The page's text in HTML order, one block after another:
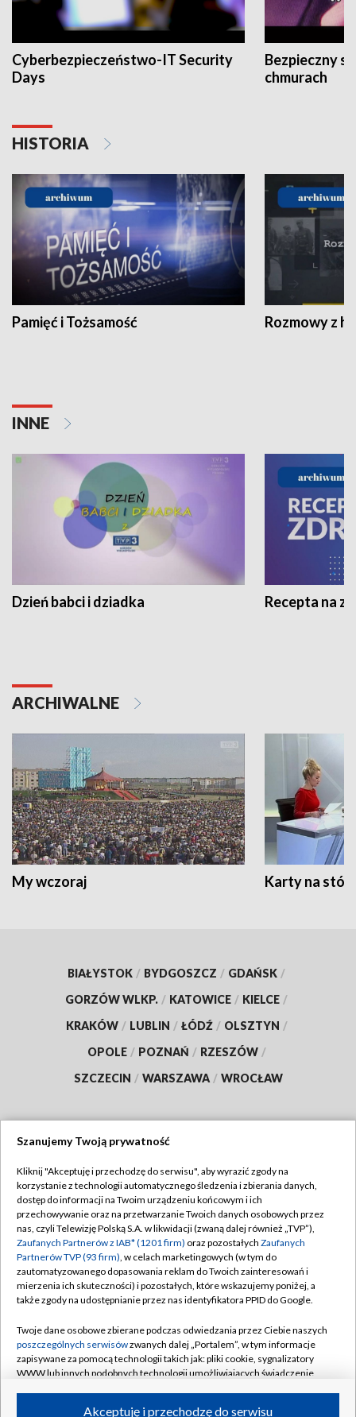
Cyberbezpieczeństwo-IT Security
Days
Bezpieczny
chmurach
HISTORIA
Pamięć i Tożsamość Rozmowy z
INNE
Dzień babci i dziadka Recepta na
ARCHIWALNE
My wczoraj Karty na
BIAŁYSTOK / BYDGOSZCZ / GDAŃSK /
GORZÓW WLKP. / KATOWICE / KIELCE /
KRAKÓW / LUBLIN / ŁÓDŹ / OLSZTYN /
OPOLE / POZNAŃ / RZESZÓW /
SZCZECIN / WARSZAWA / WROCŁAW
TVP
Abonament TVP
Emisja w TVP
Centrum informacji TVP
Naziemna Telewizja Cyfrowa
Rada Programowa
System NOS
Informacje o nadawcy
Regulamin TVP
Polityka prywatności
Moje zgody
Pomoc
Kontakt
Kanały
Szanujemy Twoją prywatność
Kliknij "Akceptuję i przechodzę do serwisu", aby wyrazić zgody na
korzystanie z technologii automatycznego śledzenia i zbierania danych,
dostęp do informacji na Twoim urządzeniu końcowym i ich
przechowywanie oraz na przetwarzanie Twoich danych osobowych przez
nas, czyli Telewizję Polską S.A. w likwidacji (zwaną dalej również „TVP”),
Zaufanych Partnerów z IAB* (1201 firm) oraz pozostałych Zaufanych
Partnerów TVP (93 firm), w celach marketingowych (w tym do
zautomatyzowanego dopasowania reklam do Twoich zainteresowań i
mierzenia ich skuteczności) i pozostałych, które wskazujemy poniżej, a
także zgody na udostępnianie przez nas identyfikatora PPID do Google.
Twoje dane osobowe zbierane podczas odwiedzania przez Ciebie naszych
poszczególnych serwisówzwanych dalej „Portalem”, w tym informacje
zapisywane za pomocą technologii takich jak: pliki cookie, sygnalizatory
WWW lub innych podobnych technologii umożliwiających świadczenie
Akceptuję i przechodzę do serwisu